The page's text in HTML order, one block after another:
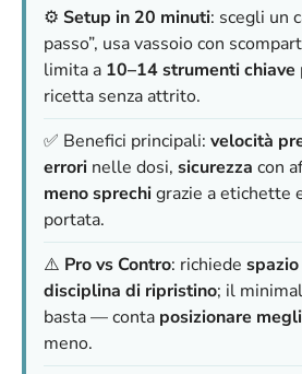
⚙️ Setup in 20 minuti: scegli un
passo”, usa vassoio con
limita a 10–14 strumenti chiave
ricetta senza attrito.
✅ Benefici principali: velocità
errori nelle dosi, sicurezza con
meno sprechigrazie a etichette
portata.
⚠️ Pro vs Contro: richiede
disciplina di ripristino; il
basta — conta posizionare
meno.